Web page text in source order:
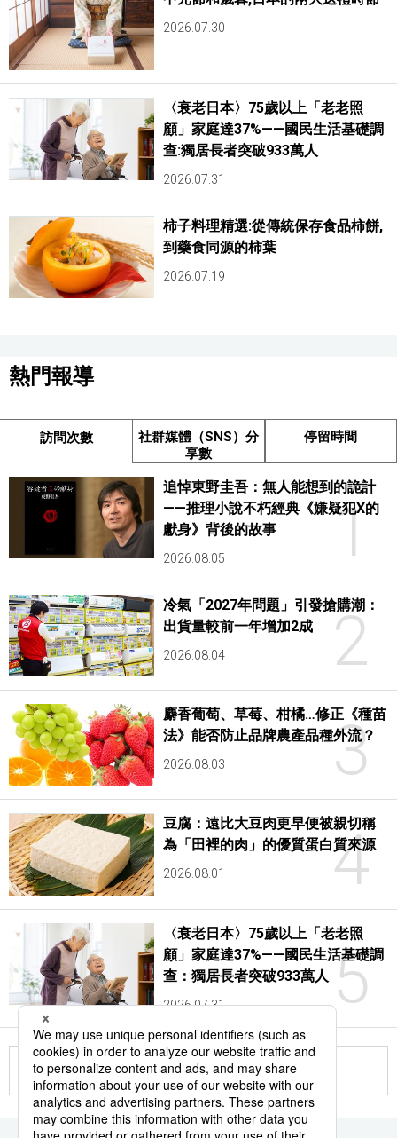
語言
東京
編輯部通知
2026.07.30
〈衰老日本〉75歲以上「老老照
顧」家庭達37%——國民生活基礎調
查:獨居長者突破933萬人
2026.07.31
柿子料理精選:從傳統保存食品柿餅,
到藥食同源的柿葉
2026.07.19
熱門報導
訪問次數
社群媒體（SNS）分
享數
停留時間
1
追悼東野圭吾：無人能想到的詭計
——推理小說不朽經典《嫌疑犯X的
獻身》背後的故事
2026.08.05
2
冷氣「2027年問題」引發搶購潮：
出貨量較前一年增加2成
2026.08.04
3
麝香葡萄、草莓、柑橘…修正《種苗
法》能否防止品牌農產品種外流？
2026.08.03
4
豆腐：遠比大豆肉更早便被親切稱
為「田裡的肉」的優質蛋白質來源
2026.08.01
5
〈衰老日本〉75歲以上「老老照
顧」家庭達37%——國民生活基礎調
查：獨居長者突破933萬人
2026.07.31
更多